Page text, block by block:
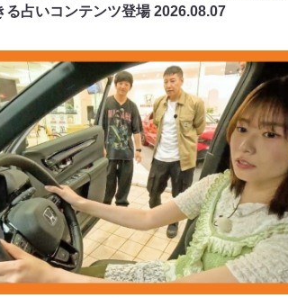
る占いコンテンツ登場2026.08.07